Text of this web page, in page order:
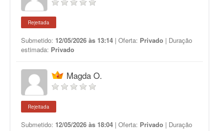
Rejeitada
Submetido: 12/05/2026 às 13:14 | Oferta: Privado | Duração
estimada: Privado
Magda O.
Rejeitada
Submetido: 12/05/2026 às 18:04 | Oferta: Privado | Duração